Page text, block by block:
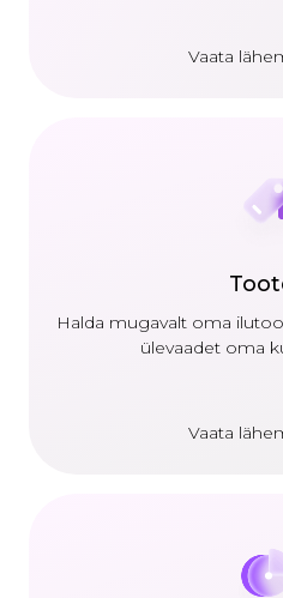
Vaata
Halda mugavalt oma
ülevaadet oma
Vaata